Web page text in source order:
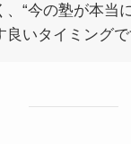
、“今の塾が本当
良いタイミングで